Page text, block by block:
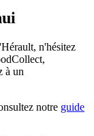
n'hésitez
à un
notre guide